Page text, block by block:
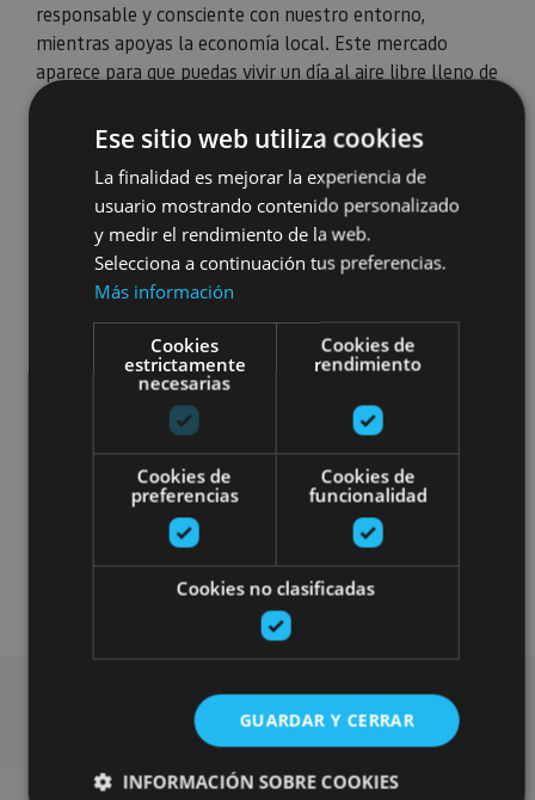
responsable y consciente con nuestro entorno,
mientras apoyas la economía local. Este mercado
aparece para que puedas vivir un día al aire libre lleno de
oportunidades para disfrutar el arte y productos
gastronómicos de la zona de Plazaola. ¡No te lo
Busca más fiestas y
Ese sitio web utiliza cookies
La finalidad es mejorar la experiencia de
usuario mostrando contenido personalizado
y medir el rendimiento de la web.
Selecciona a continuación tus preferencias.
Más información
Cookies
estrictamente
necesarias
Cookies de
rendimiento
Cookies de
preferencias
Cookies de
funcionalidad
Cookies no clasificadas
GUARDAR Y CERRAR
INFORMACIÓN SOBRE COOKIES